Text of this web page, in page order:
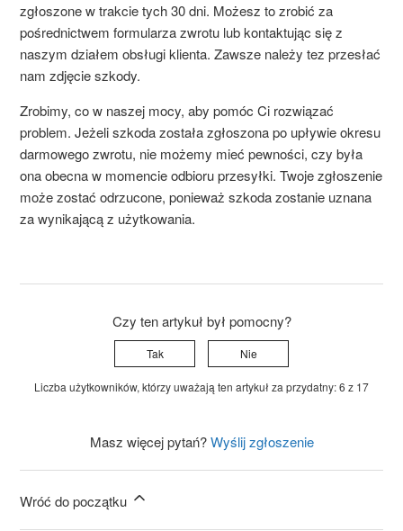
zgłoszone w trakcie tych 30 dni. Możesz to zrobić za
pośrednictwem formularza zwrotu lub kontaktując się z
naszym działem obsługi klienta. Zawsze należy tez przesłać
nam zdjęcie szkody.
Zrobimy, co w naszej mocy, aby pomóc Ci rozwiązać
problem. Jeżeli szkoda została zgłoszona po upływie okresu
darmowego zwrotu, nie możemy mieć pewności, czy była
ona obecna w momencie odbioru przesyłki. Twoje zgłoszenie
może zostać odrzucone, ponieważ szkoda zostanie uznana
za wynikającą z użytkowania.
Czy ten artykuł był pomocny?
Tak Nie
Liczba użytkowników, którzy uważają ten artykuł za przydatny: 6 z 17
Masz więcej pytań?Wyślij zgłoszenie
Wróć do początku